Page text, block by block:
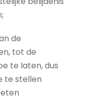
de
tot de
te laten, dus
te stellen